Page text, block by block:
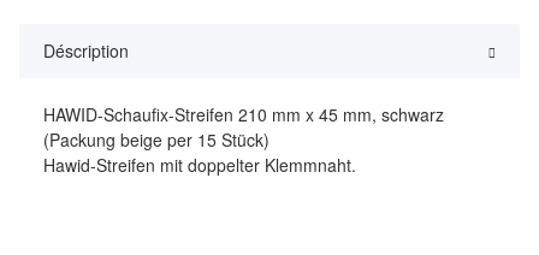
Déscription
HAWID-Schaufix-Streifen 210 mm x 45 mm, schwarz
(Packung beige per 15 Stück)
Hawid-Streifen mit doppelter Klemmnaht.